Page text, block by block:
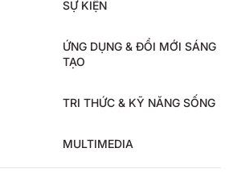
SỰ KIỆN
ỨNG DỤNG & ĐỔI MỚI SÁNG
TẠO
TRI THỨC & KỸ NĂNG SỐNG
MULTIMEDIA